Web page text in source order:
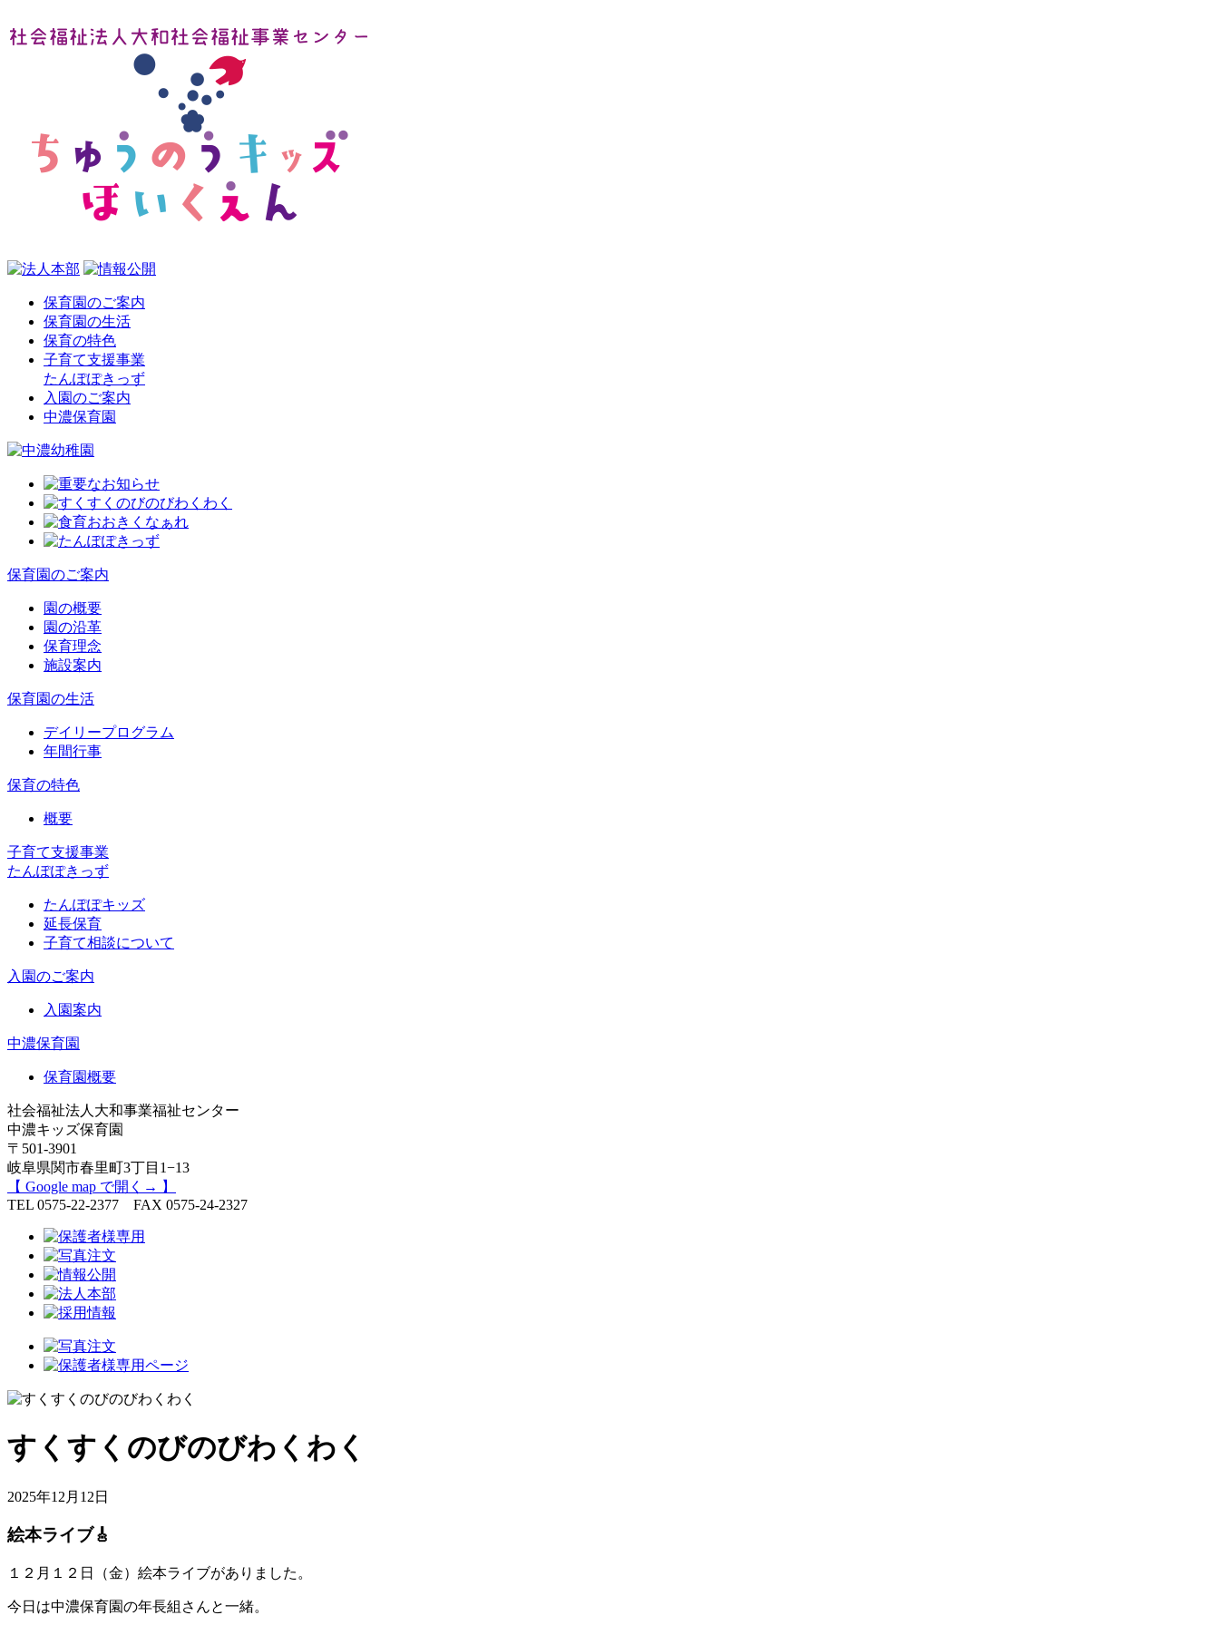
保育園のご案内
保育園の生活
保育の特色
子育て支援事業
たんぽぽきっず
入園のご案内
中濃保育園
保育園のご案内
園の概要
園の沿革
保育理念
施設案内
保育園の生活
デイリープログラム
年間行事
保育の特色
概要
子育て支援事業
たんぽぽきっず
たんぽぽキッズ
延長保育
子育て相談について
入園のご案内
入園案内
中濃保育園
保育園概要
社会福祉法人大和事業福祉センター
中濃キッズ保育園
〒501-3901
岐阜県関市春里町3丁目1−13
【 Google map で開く→ 】
TEL 0575-22-2377 FAX 0575-24-2327
すくすくのびのびわくわく
2025年12月12日
絵本ライブ🎸
１２月１２日（金）絵本ライブがありました。
今日は中濃保育園の年長組さんと一緒。